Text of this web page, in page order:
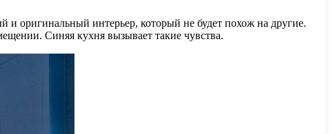
и оригинальный интерьер, который не будет похож на другие.
Синяя кухня вызывает такие чувства.